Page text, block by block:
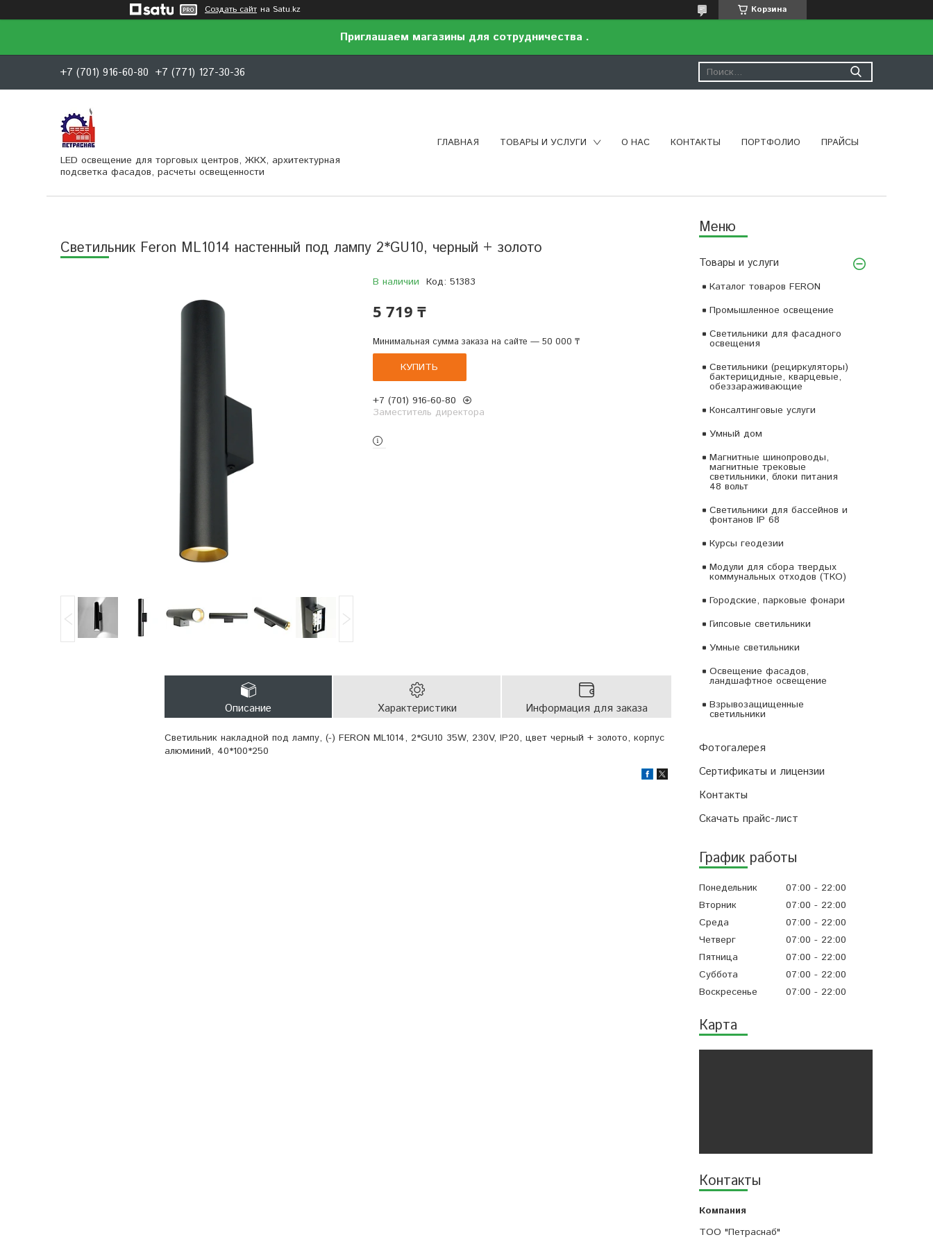
Создать сайт на Satu.kz Корзина
Приглашаем магазины для сотрудничества .
+7 (701) 916-60-80 +7 (771) 127-30-36
LED освещение для торговых центров, ЖКХ, архитектурная
подсветка фасадов, расчеты освещенности
ГЛАВНАЯ ТОВАРЫ И УСЛУГИ О НАС КОНТАКТЫ ПОРТФОЛИО ПРАЙСЫ
Товары и услуги
Каталог товаров FERON
Промышленное освещение
Светильники для фасадного
освещения
Светильники (рециркуляторы)
бактерицидные, кварцевые,
обеззараживающие
Консалтинговые услуги
Умный дом
Магнитные шинопроводы,
магнитные трековые
светильники, блоки питания
48 вольт
Светильники для бассейнов и
фонтанов IP 68
Курсы геодезии
Модули для сбора твердых
коммунальных отходов (ТКО)
Городские, парковые фонари
Гипсовые светильники
Умные светильники
Освещение фасадов,
ландшафтное освещение
Взрывозащищенные
светильники
Фотогалерея
Сертификаты и лицензии
Контакты
Скачать прайс-лист
График работы
Понедельник 07:00
22:00
Вторник
07:00
22:00
Среда
07:00
22:00
Четверг
07:00
22:00
Пятница
07:00
22:00
Суббота
07:00
22:00
Воскресенье
07:00 22:00
Карта
Контакты
ТОО "Петраснаб"
Светильник Feron ML1014 настенный под лампу 2*GU10, черный + золото
В наличии Код: 51383
5 719 ₸
Минимальная сумма заказа на сайте — 50 000 ₸
КУПИТЬ
+7 (701) 916-60-80
Заместитель директора
Описание Характеристики Информация для заказа
Светильник накладной под лампу, (-) FERON ML1014, 2*GU10 35W, 230V, IP20, цвет черный + золото, корпус
алюминий, 40*100*250